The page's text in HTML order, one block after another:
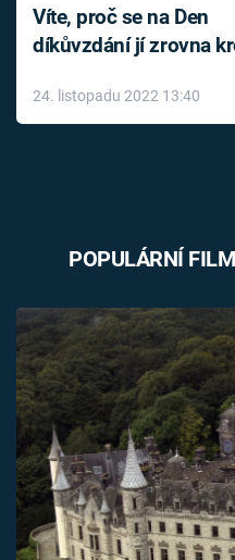
Víte, proč se na Den
díkůvzdání jí zrovna
24. listopadu 2022 13:40
POPULÁRNÍ